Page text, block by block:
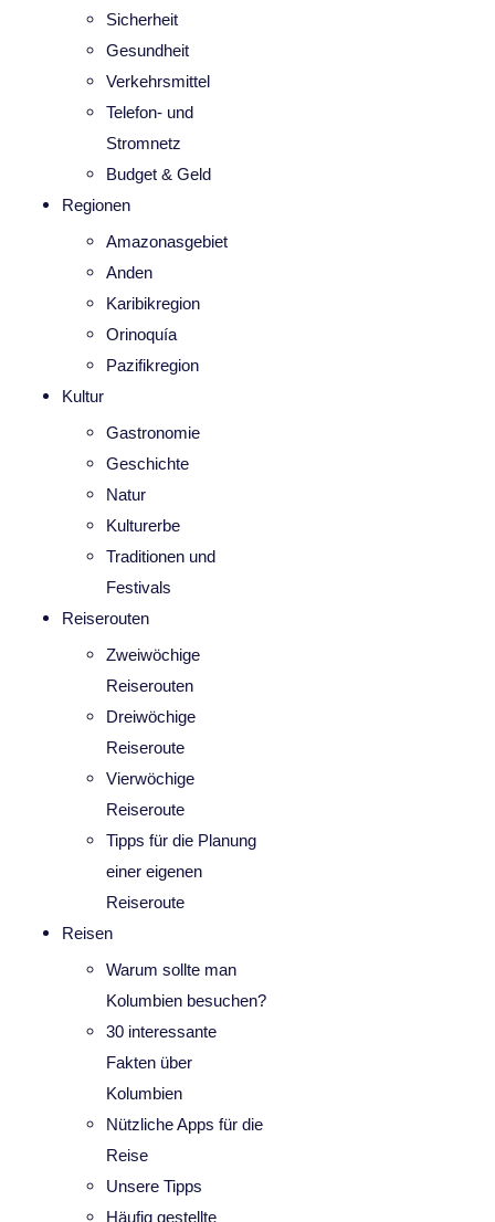
Sicherheit
Gesundheit
Verkehrsmittel
Telefon- und
Stromnetz
Budget & Geld
Regionen
Amazonasgebiet
Anden
Karibikregion
Orinoquía
Pazifikregion
Kultur
Gastronomie
Geschichte
Natur
Kulturerbe
Traditionen und
Festivals
Reiserouten
Zweiwöchige
Reiserouten
Dreiwöchige
Reiseroute
Vierwöchige
Reiseroute
Tipps für die Planung
einer eigenen
Reiseroute
Reisen
Warum sollte man
Kolumbien besuchen?
30 interessante
Fakten über
Kolumbien
Nützliche Apps für die
Reise
Unsere Tipps
Häufig gestellte